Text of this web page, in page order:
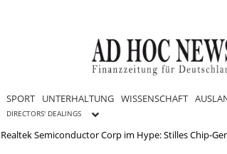
SPORT UNTERHALTUNG WISSENSCHAFT
DIRECTORS' DEALINGS
Realtek Semiconductor Corp im Hype: Stilles Chip-